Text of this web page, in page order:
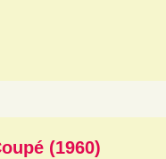
(1960)